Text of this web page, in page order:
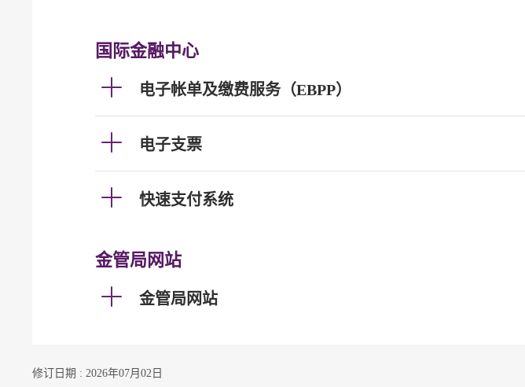
国际金融中心
电子帐单及缴费服务（EBPP）
电子支票
快速支付系统
金管局网站
金管局网站
修订日期 : 2026年07月02日